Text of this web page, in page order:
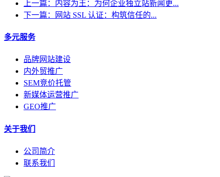
上一篇：内容为王：为何企业独立站新闻更...
下一篇：网站 SSL 认证：构筑信任的...
多元服务
品牌网站建设
内外贸推广
SEM竞价托管
新媒体运营推广
GEO推广
关于我们
公司简介
联系我们